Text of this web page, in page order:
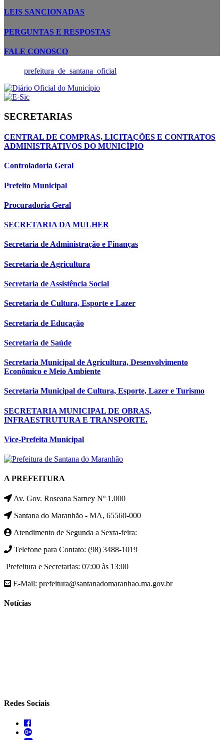
LEIS SANCIONADAS
PERGUNTAS E RESPOSTAS
FALE CONOSCO
prefeitura_de_santana_oficial
SECRETARIAS
CENTRAL DE COMPRAS, LICITAÇÕES E CONTRATOS
ADMINISTRATIVOS DO MUNICÍPIO
Controladoria Geral
Prefeito Municipal
Procuradoria Geral
SECRETARIA DA MULHER
Secretaria de Administração e Finanças
Secretaria de Agricultura
Secretaria de Assistência Social
Secretaria de Cultura, Esporte e Lazer
Secretaria de Educação
Secretaria de Saúde
Secretaria Municipal de Agricultura, Desenvolvimento
Econômico e Meio Ambiente
Secretaria Municipal de Cultura, Esporte, Lazer e Turismo
SECRETARIA MUNICIPAL DE OBRAS,
INFRAESTRUTURA E TRANSPORTE.
Vice-Prefeita Municipal
A PREFEITURA
Av. Gov. Roseana Sarney Nº 1.000
Santana do Maranhão - MA, 65560-000
Atendimento de Segunda a Sexta-feira:
Telefone para Contato: (98) 3488-1019
Prefeitura e Secretarias: 07:00 às 13:00
E-Mail: prefeitura@santanadomaranhao.ma.gov.br
Notícias
Redes Sociais